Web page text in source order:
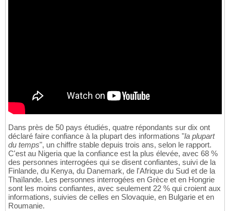
Dans près de 50 pays étudiés, quatre répondants sur dix ont
déclaré faire confiance à la plupart des informations "la plupart
du temps", un chiffre stable depuis trois ans, selon le rapport.
C'est au Nigeria que la confiance est la plus élevée, avec 68 %
des personnes interrogées qui se disent confiantes, suivi de la
Finlande, du Kenya, du Danemark, de l'Afrique du Sud et de la
Thaïlande. Les personnes interrogées en Grèce et en Hongrie
sont les moins confiantes, avec seulement 22 % qui croient aux
informations, suivies de celles en Slovaquie, en Bulgarie et en
Roumanie.